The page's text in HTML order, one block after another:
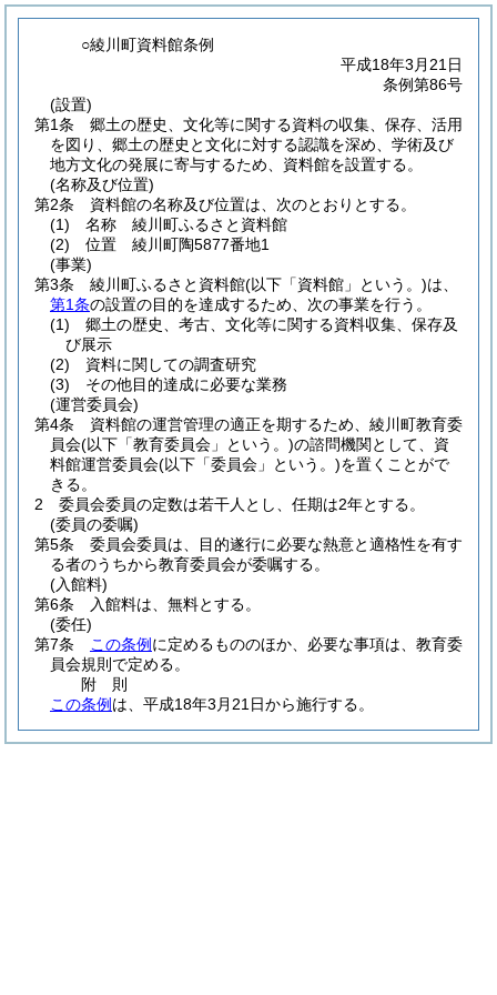
○綾川町資料館条例
平成18年3月21日
条例第86号
(設置)
第1条
郷土の歴史、文化等に関する資料の収集、保存、活用
を図り、郷土の歴史と文化に対する認識を深め、学術及び
地方文化の発展に寄与するため、資料館を設置する。
(名称及び位置)
第2条
資料館の名称及び位置は、次のとおりとする。
(1)
名称 綾川町ふるさと資料館
(2)
位置 綾川町陶5877番地1
(事業)
第3条
綾川町ふるさと資料館(以下「資料館」という。)は、
第1条の設置の目的を達成するため、次の事業を行う。
(1)
郷土の歴史、考古、文化等に関する資料収集、保存及
び展示
(2)
資料に関しての調査研究
(3)
その他目的達成に必要な業務
(運営委員会)
第4条
資料館の運営管理の適正を期するため、綾川町教育委
員会(以下「教育委員会」という。)の諮問機関として、資
料館運営委員会(以下「委員会」という。)を置くことがで
きる。
2
委員会委員の定数は若干人とし、任期は2年とする。
(委員の委嘱)
第5条
委員会委員は、目的遂行に必要な熱意と適格性を有す
る者のうちから教育委員会が委嘱する。
(入館料)
第6条
入館料は、無料とする。
(委任)
第7条
この条例 に定めるもののほか、必要な事項は、教育委
員会規則で定める。
附 則
この条例 は、平成18年3月21日から施行する。